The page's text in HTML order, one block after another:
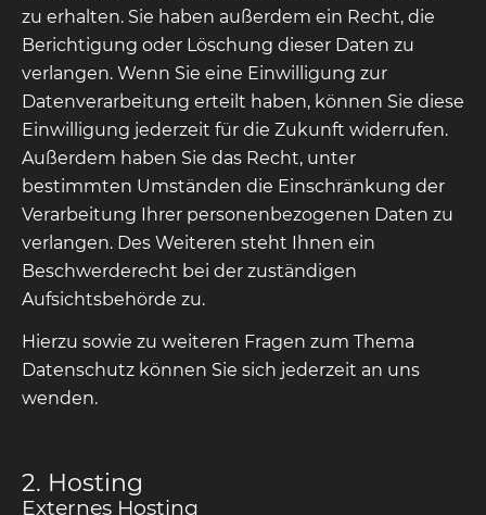
zu erhalten. Sie haben außerdem ein Recht, die
Berichtigung oder Löschung dieser Daten zu
verlangen. Wenn Sie eine Einwilligung zur
Datenverarbeitung erteilt haben, können Sie diese
Einwilligung jederzeit für die Zukunft widerrufen.
Außerdem haben Sie das Recht, unter
bestimmten Umständen die Einschränkung der
Verarbeitung Ihrer personenbezogenen Daten zu
verlangen. Des Weiteren steht Ihnen ein
Beschwerderecht bei der zuständigen
Aufsichtsbehörde zu.
Hierzu sowie zu weiteren Fragen zum Thema
Datenschutz können Sie sich jederzeit an uns
wenden.
2. Hosting
Externes Hosting